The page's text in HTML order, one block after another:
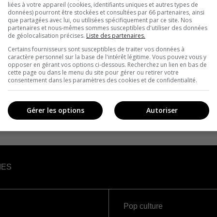
Pop culture
liées à votre appareil (cookies, identifiants uniques et autres types de
données) pourront être stockées et consultées par 66 partenaires, ainsi
que partagées avec lui, ou utilisées spécifiquement par ce site. Nos
partenaires et nous-mêmes sommes susceptibles d'utiliser des données
de géolocalisation précises. Liste des partenaires.
Certains fournisseurs sont susceptibles de traiter vos données à
caractère personnel sur la base de l'intérêt légitime. Vous pouvez vous y
opposer en gérant vos options ci-dessous. Recherchez un lien en bas de
cette page ou dans le menu du site pour gérer ou retirer votre
consentement dans les paramètres des cookies et de confidentialité.
Autoriser
Gérer les options